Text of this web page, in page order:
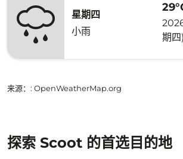
星期四
小雨
期四)
来源： : OpenWeatherMap.org
探索 Scoot 的首选目的地